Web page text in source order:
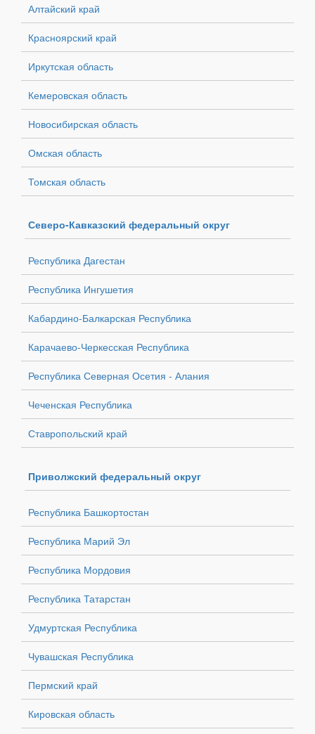
Алтайский край
Красноярский край
Иркутская область
Кемеровская область
Новосибирская область
Омская область
Томская область
Северо-Кавказский федеральный округ
Республика Дагестан
Республика Ингушетия
Кабардино-Балкарская Республика
Карачаево-Черкесская Республика
Республика Северная Осетия - Алания
Чеченская Республика
Ставропольский край
Приволжский федеральный округ
Республика Башкортостан
Республика Марий Эл
Республика Мордовия
Республика Татарстан
Удмуртская Республика
Чувашская Республика
Пермский край
Кировская область